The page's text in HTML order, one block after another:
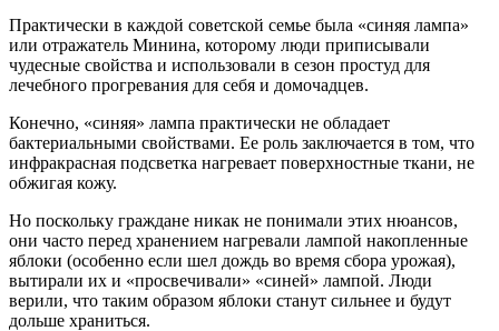
Практически в каждой советской семье была «синяя лампа»
или отражатель Минина, которому люди приписывали
чудесные свойства и использовали в сезон простуд для
лечебного прогревания для себя и домочадцев.
Конечно, «синяя» лампа практически не обладает
бактериальными свойствами. Ее роль заключается в том, что
инфракрасная подсветка нагревает поверхностные ткани, не
обжигая кожу.
Но поскольку граждане никак не понимали этих нюансов,
они часто перед хранением нагревали лампой накопленные
яблоки (особенно если шел дождь во время сбора урожая),
вытирали их и «просвечивали» «синей» лампой. Люди
верили, что таким образом яблоки станут сильнее и будут
дольше храниться.